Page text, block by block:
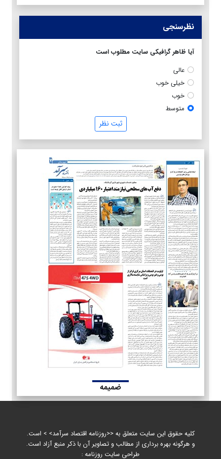
نظرسنجی
آیا ظاهر گرافیکی سایت مطلوب است
عالی
خیلی خوب
خوب
متوسط
ثبت نظر
ضمیمه
کلیه حقوق این سایت متعلق به <<روزنامه اقتصاد سرآمد> > است.
و هرگونه بهره برداری از مطالب و تصاویر آن با ذکر منبع آزاد است.
طراحی سایت روزنامه :